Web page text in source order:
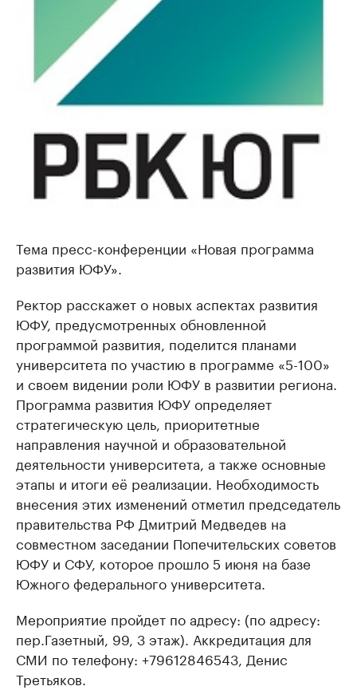
Тема пресс-конференции «Новая программа
развития ЮФУ».
Ректор расскажет о новых аспектах развития
ЮФУ, предусмотренных обновленной
программой развития, поделится планами
университета по участию в программе «5-100»
и своем видении роли ЮФУ в развитии региона.
Программа развития ЮФУ определяет
стратегическую цель, приоритетные
направления научной и образовательной
деятельности университета, а также основные
этапы и итоги её реализации. Необходимость
внесения этих изменений отметил председатель
правительства РФ Дмитрий Медведев на
совместном заседании Попечительских советов
ЮФУ и СФУ, которое прошло 5 июня на базе
Южного федерального университета.
Мероприятие пройдет по адресу: (по адресу:
пер.Газетный, 99, 3 этаж). Аккредитация для
СМИ по телефону: +79612846543, Денис
Третьяков.